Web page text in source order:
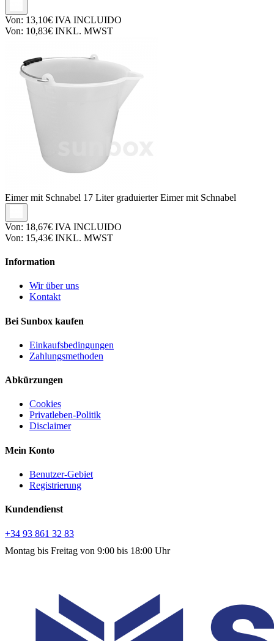
Von: 13,10€ IVA INCLUIDO
Von: 10,83€ INKL. MWST
Eimer mit Schnabel 17 Liter graduierter Eimer mit Schnabel
Von: 18,67€ IVA INCLUIDO
Von: 15,43€ INKL. MWST
Information
Wir über uns
Kontakt
Bei Sunbox kaufen
Einkaufsbedingungen
Zahlungsmethoden
Abkürzungen
Cookies
Privatleben-Politik
Disclaimer
Mein Konto
Benutzer-Gebiet
Registrierung
Kundendienst
+34 93 861 32 83
Montag bis Freitag von 9:00 bis 18:00 Uhr